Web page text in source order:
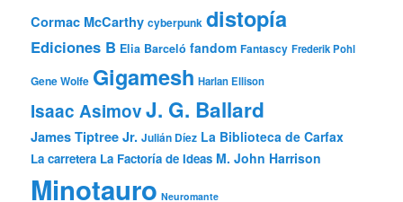
Cormac McCarthy cyberpunk distopía
Ediciones B Elia Barceló fandom Fantascy Frederik Pohl
Gene Wolfe Gigamesh Harlan Ellison
Isaac AsimovJ. G. Ballard
James Tiptree Jr. Julián Díez La Biblioteca de Carfax
La carretera La Factoría de Ideas M. John Harrison
Minotauro Neuromante